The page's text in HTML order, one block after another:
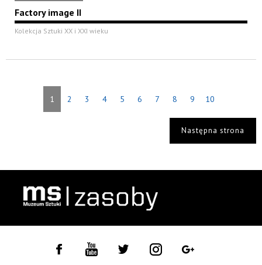
Factory image II
Kolekcja Sztuki XX i XXI wieku
1 2 3 4 5 6 7 8 9 10
Następna strona